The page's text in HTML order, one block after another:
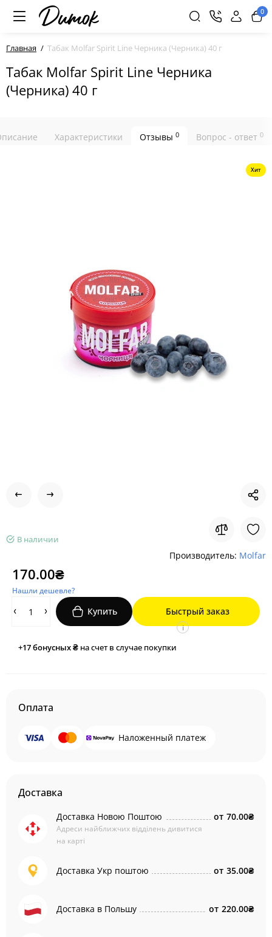
0
Главная Табак Molfar Spirit Line Черника (Черника) 40 г
Табак Molfar Spirit Line Черника
(Черника) 40 г
Характеристики Отзывы 0 Вопрос - ответ 0
Хит
В наличии
Производитель: Molfar
170.00₴
Нашли дешевле?
Купить Быстрый заказ
+17бонусных ₴ на счет в случае покупки
i
Оплата
Наложенный платеж
Доставка
Доставка Новою Поштою
Адреси найближчих відділень дивитися
на карті
от 70.00₴
Доставка Укр поштою от 35.00₴
Доставка в Польшу от 220.00₴